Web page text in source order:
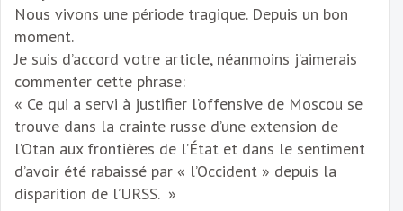
Nous vivons une période tragique. Depuis un bon
moment.
Je suis d’accord votre article, néanmoins j’aimerais
commenter cette phrase:
« Ce qui a servi à justifier l’offensive de Moscou se
trouve dans la crainte russe d’une extension de
l’Otan aux frontières de l’État et dans le sentiment
d’avoir été rabaissé par « l’Occident » depuis la
disparition de l’URSS. »